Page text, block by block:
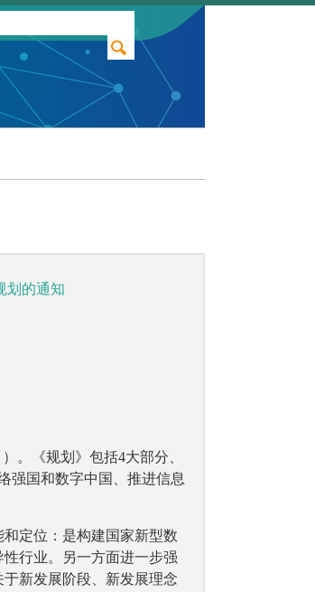
划的通知
。《规划》包括4大部分、
强国和数字中国、推进信息
定位：是构建国家新型数
行业。另一方面进一步强
新发展阶段、新发展理念